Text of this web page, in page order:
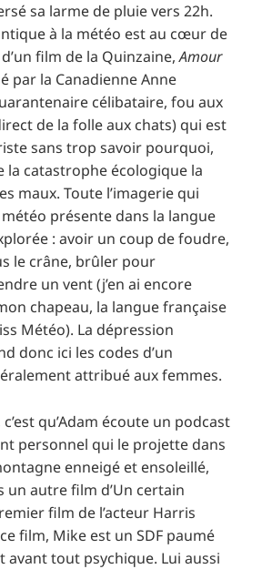
sa larme de pluie vers 22h.
à la météo est au cœur de
film de la Quinzaine,Amour
par la Canadienne Anne
célibataire, fou aux
de la folle aux chats) qui est
sans trop savoir pourquoi,
la catastrophe écologique la
maux. Toute l’imagerie qui
présente dans la langue
: avoir un coup de foudre,
le crâne, brûler pour
un vent (j’en ai encore
chapeau, la langue française
Météo). La dépression
donc ici les codes d’un
attribué aux femmes.
qu’Adam écoute un podcast
personnel qui le projette dans
enneigé et ensoleillé,
autre film d’Un certain
film de l’acteur Harris
film, Mike est un SDF paumé
avant tout psychique. Lui aussi